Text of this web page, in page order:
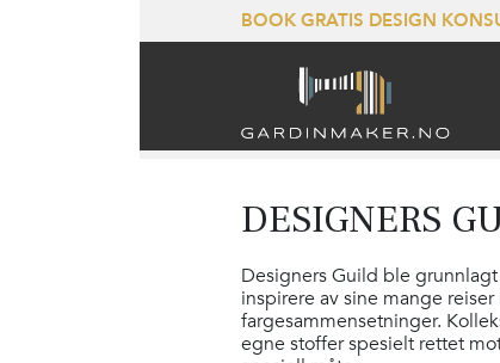
BOOK GRATIS DESIGN
DESIGNERS
Designers Guild ble
inspirere av sine mange
fargesammensetninger.
egne stoffer spesielt rettet